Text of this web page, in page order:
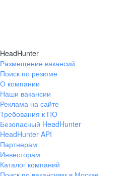
HeadHunter
Размещение вакансий
Поиск по резюме
О компании
Наши вакансии
Реклама на сайте
Требования к ПО
Безопасный HeadHunter
HeadHunter API
Партнерам
Инвесторам
Каталог компаний